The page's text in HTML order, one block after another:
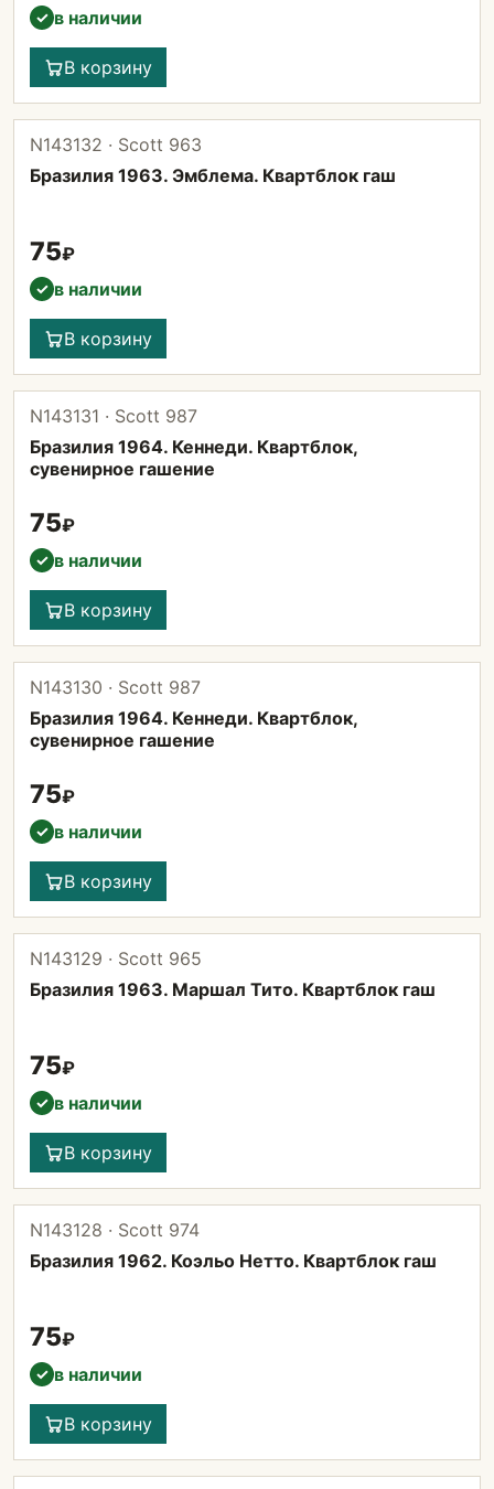
✓ в наличии
В корзину
N143132 · Scott 963
Бразилия 1963. Эмблема. Квартблок гаш
75₽
✓ в наличии
В корзину
N143131 · Scott 987
Бразилия 1964. Кеннеди. Квартблок,
сувенирное гашение
75₽
✓ в наличии
В корзину
N143130 · Scott 987
Бразилия 1964. Кеннеди. Квартблок,
сувенирное гашение
75₽
✓ в наличии
В корзину
N143129 · Scott 965
Бразилия 1963. Маршал Тито. Квартблок гаш
75₽
✓ в наличии
В корзину
N143128 · Scott 974
Бразилия 1962. Коэльо Нетто. Квартблок гаш
75₽
✓ в наличии
В корзину